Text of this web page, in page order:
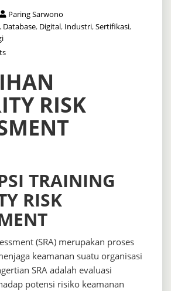
Paring Sarwono
, Database, Digital, Industri,Sertifikasi,
RISK
TRAINING
RISK
(SRA) merupakan proses
keamanan suatu organisasi
SRA adalah evaluasi
potensi risiko keamanan